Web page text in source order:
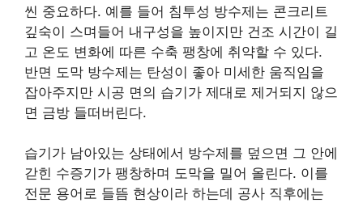
씬 중요하다. 예를 들어 침투성 방수제는 콘크리트
깊숙이 스며들어 내구성을 높이지만 건조 시간이 길
고 온도 변화에 따른 수축 팽창에 취약할 수 있다.
반면 도막 방수제는 탄성이 좋아 미세한 움직임을
잡아주지만 시공 면의 습기가 제대로 제거되지 않으
면 금방 들떠버린다.
습기가 남아있는 상태에서 방수제를 덮으면 그 안에
갇힌 수증기가 팽창하며 도막을 밀어 올린다. 이를
전문 용어로 들뜸 현상이라 하는데 공사 직후에는